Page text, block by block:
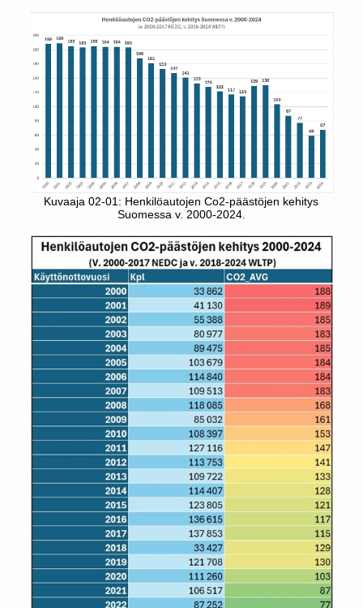
Kuvaaja 02-01: Henkilöautojen Co2-päästöjen kehitys
Suomessa v. 2000-2024.